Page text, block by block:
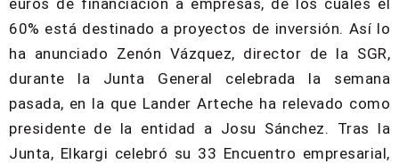
euros de financiación a empresas, de los cuales el
60% está destinado a proyectos de inversión. Así lo
ha anunciado Zenón Vázquez, director de la SGR,
durante la Junta General celebrada la semana
pasada, en la que Lander Arteche ha relevado como
presidente de la entidad a Josu Sánchez. Tras la
Junta, Elkargi celebró su 33 Encuentro empresarial,